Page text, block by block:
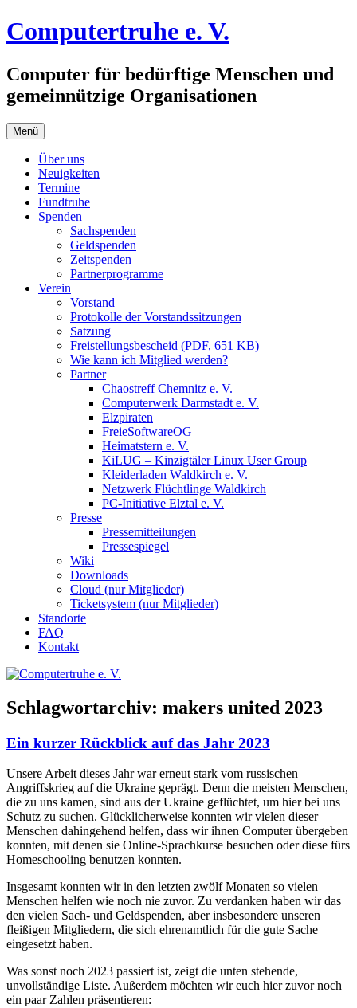
Zum
Inhalt
Computertruhe e. V.
Computer für bedürftige Menschen und
gemeinnützige Organisationen
Menü
Über uns
Neuigkeiten
Termine
Fundtruhe
Spenden
Sachspenden
Geldspenden
Zeitspenden
Partnerprogramme
Verein
Vorstand
Protokolle der Vorstandssitzungen
Satzung
Freistellungsbescheid (PDF, 651 KB)
Wie kann ich Mitglied werden?
Partner
Chaostreff Chemnitz e. V.
Computerwerk Darmstadt e. V.
Elzpiraten
FreieSoftwareOG
Heimatstern e. V.
KiLUG – Kinzigtäler Linux User Group
Kleiderladen Waldkirch e. V.
Netzwerk Flüchtlinge Waldkirch
PC-Initiative Elztal e. V.
Presse
Pressemitteilungen
Pressespiegel
Wiki
Downloads
Cloud (nur Mitglieder)
Ticketsystem (nur Mitglieder)
Standorte
FAQ
Kontakt
Schlagwortarchiv: makers united 2023
Ein kurzer Rückblick auf das Jahr 2023
Unsere Arbeit dieses Jahr war erneut stark vom russischen
Angriffskrieg auf die Ukraine geprägt. Denn die meisten Menschen,
die zu uns kamen, sind aus der Ukraine geflüchtet, um hier bei uns
Schutz zu suchen. Glücklicherweise konnten wir vielen dieser
Menschen dahingehend helfen, dass wir ihnen Computer übergeben
konnten, mit denen sie Online-Sprachkurse besuchen oder diese fürs
Homeschooling benutzen konnten.
Insgesamt konnten wir in den letzten zwölf Monaten so vielen
Menschen helfen wie noch nie zuvor. Zu verdanken haben wir das
den vielen Sach- und Geldspenden, aber insbesondere unseren
fleißigen Mitgliedern, die sich ehrenamtlich für die gute Sache
eingesetzt haben.
Was sonst noch 2023 passiert ist, zeigt die unten stehende,
unvollständige Liste. Außerdem möchten wir euch hier zuvor noch
ein paar Zahlen präsentieren: